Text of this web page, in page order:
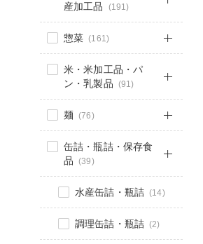
産加工品
(191)
惣菜 (161)
米・米加工品・パ
ン・乳製品 (91)
麺 (76)
缶詰・瓶詰・保存食
品 (39)
水産缶詰・瓶詰 (14)
調理缶詰・瓶詰 (2)